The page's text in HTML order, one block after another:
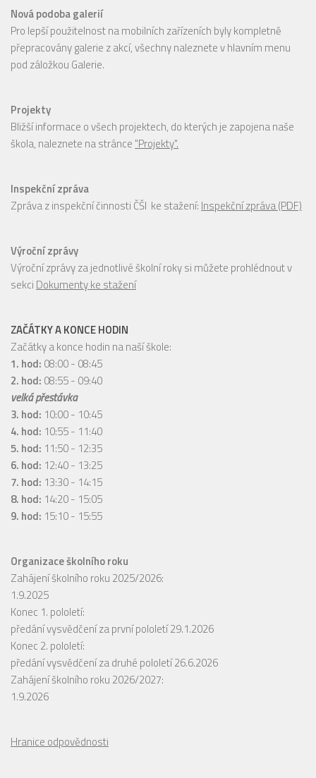
Nová podoba galerií
Pro lepší použitelnost na mobilních zařízeních byly kompletně
přepracovány galerie z akcí, všechny naleznete v hlavním menu
pod záložkou Galerie.
Projekty
Bližší informace o všech projektech, do kterých je zapojena naše
škola, naleznete na stránce "Projekty".
Inspekční zpráva
Zpráva z inspekční činnosti ČŠI ke stažení: Inspekční zpráva (PDF)
Výroční zprávy
Výroční zprávy za jednotlivé školní roky si můžete prohlédnout v
sekci Dokumenty ke stažení
ZAČÁTKY A KONCE HODIN
Začátky a konce hodin na naší škole:
1. hod: 08:00 - 08:45
2. hod: 08:55 - 09:40
velká přestávka
3. hod: 10:00 - 10:45
4. hod: 10:55 - 11:40
5. hod: 11:50 - 12:35
6. hod: 12:40 - 13:25
7. hod: 13:30 - 14:15
8. hod: 14:20 - 15:05
9. hod: 15:10 - 15:55
Organizace školního roku
Zahájení školního roku 2025/2026:
1.9.2025
Konec 1. pololetí:
předání vysvědčení za první pololetí 29.1.2026
Konec 2. pololetí:
předání vysvědčení za druhé pololetí 26.6.2026
Zahájení školního roku 2026/2027:
1.9.2026
Hranice odpovědnosti